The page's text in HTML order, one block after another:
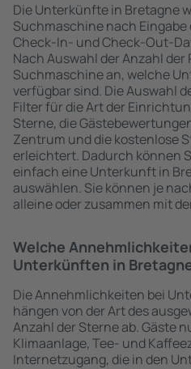
Die Unterkünfte in Bretagne
Suchmaschine nach
Check-In- und Check-Out-
Nach Auswahl der Anzahl der
Suchmaschine an, welche
verfügbar sind. Die Auswahl
Filter für die Art der
Sterne, die
Zentrum und die kostenlose
erleichtert. Dadurch können
einfach eine Unterkunft in
auswählen. Sie können je
alleine oder zusammen mit
Welche
Unterkünften in
Die Annehmlichkeiten bei
hängen von der Art des
Anzahl der Sterne ab. Gäste
Klimaanlage, Tee- und
Internetzugang, die in den